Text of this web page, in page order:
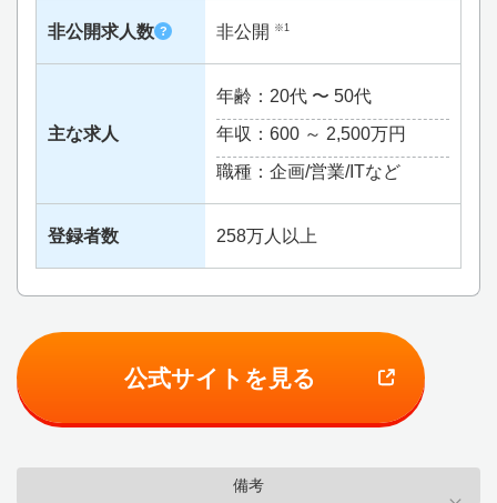
非公開求人数 ? 非公開 ※1
主な求人
年齢：20代 〜 50代
年収：600 ～ 2,500万円
職種：企画/営業/ITなど
登録者数 258万人以上
公式サイトを見る
備考